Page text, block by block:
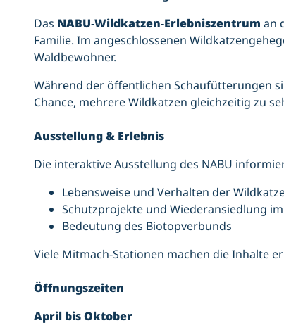
Das NABU‑Wildkatzen‑Erlebniszentrum an
Familie. Im angeschlossenen
Waldbewohner.
Während der öffentlichen Schaufütterungen
Chance, mehrere Wildkatzen gleichzeitig zu
Ausstellung & Erlebnis
Die interaktive Ausstellung des NABU
Lebensweise und Verhalten der
Schutzprojekte und Wiederansiedlung
Bedeutung des Biotopverbunds
Viele Mitmach‑Stationen machen die Inhalte
Öffnungszeiten
April bis Oktober